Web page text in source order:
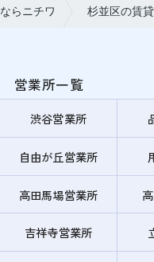
らニチワ 杉並区の賃
営業所一覧
渋谷営業所
自由が丘営業所
高田馬場営業所
吉祥寺営業所